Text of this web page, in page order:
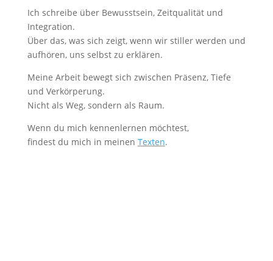
Ich schreibe über Bewusstsein, Zeitqualität und
Integration.
Über das, was sich zeigt, wenn wir stiller werden und
aufhören, uns selbst zu erklären.
Meine Arbeit bewegt sich zwischen Präsenz, Tiefe
und Verkörperung.
Nicht als Weg, sondern als Raum.
Wenn du mich kennenlernen möchtest,
findest du mich in meinen Texten.